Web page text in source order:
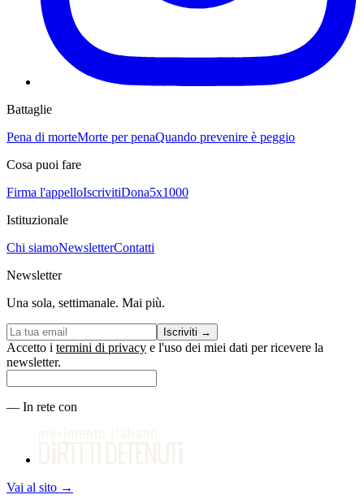
Battaglie
Pena di morteMorte per penaQuando prevenire è peggio
Cosa puoi fare
Firma l'appelloIscrivitiDona5x1000
Istituzionale
Chi siamoNewsletterContatti
Newsletter
Una sola, settimanale. Mai più.
Iscriviti →
Accetto i termini di privacy e l'uso dei miei dati per ricevere la
newsletter.
— In rete con
Vai al sito →